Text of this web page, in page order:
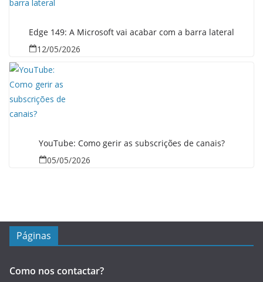
Edge 149: A Microsoft vai acabar com a barra lateral
12/05/2026
YouTube: Como gerir as subscrições de canais?
05/05/2026
Páginas
Como nos contactar?